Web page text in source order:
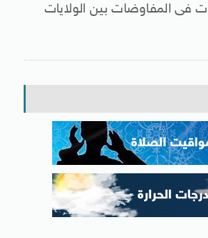
فى المفاوضات بين الولايات